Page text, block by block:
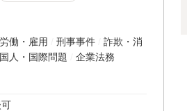
労働・雇用 刑事事件
詐欺・消
人・国際問題 企業法務